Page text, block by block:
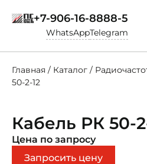
+7-906-16-8888-5
WhatsAppTelegram
Главная / Каталог /
50-2-12
Кабель РК 50-
Цена по запросу
Запросить цену